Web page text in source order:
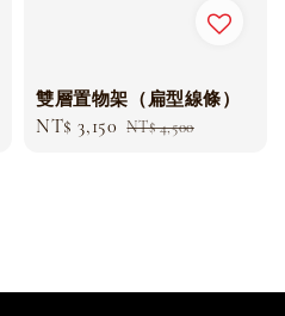
Regular雙層置物架（扁型線條）
Sale
NT$ 3,150 Regular
NT$ 4,500